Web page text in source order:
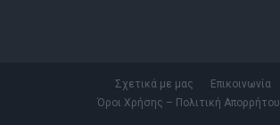
Σχετικά με μας
Επικοινωνία
Όροι Χρήσης – Πολιτική Απορρήτου